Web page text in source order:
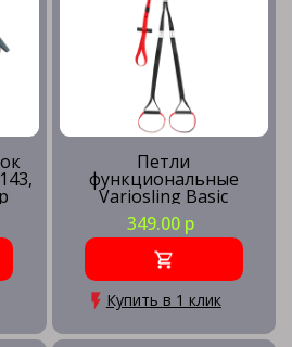
Петли
функциональные
Variosling Basic
349.00 р
Купить в 1 клик